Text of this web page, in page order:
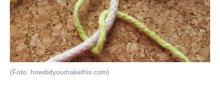
(Foto: howdidyoumakethis.com)